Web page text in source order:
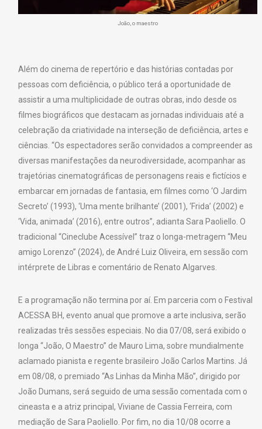
João, o maestro
Além do cinema de repertório e das histórias contadas por
pessoas com deficiência, o público terá a oportunidade de
assistir a uma multiplicidade de outras obras, indo desde os
filmes biográficos que destacam as jornadas individuais até a
celebração da criatividade na interseção de deficiência, artes e
ciências. “Os espectadores serão convidados a compreender as
diversas manifestações da neurodiversidade, acompanhar as
trajetórias cinematográficas de personagens reais e fictícios e
embarcar em jornadas de fantasia, em filmes como ‘O Jardim
Secreto’ (1993), ‘Uma mente brilhante’ (2001), ‘Frida’ (2002) e
‘Vida, animada’ (2016), entre outros”, adianta Sara Paoliello. O
tradicional “Cineclube Acessível” traz o longa-metragem “Meu
amigo Lorenzo” (2024), de André Luiz Oliveira, em sessão com
intérprete de Libras e comentário de Renato Algarves.
E a programação não termina por aí. Em parceria com o Festival
ACESSA BH, evento anual que promove a arte inclusiva, serão
realizadas três sessões especiais. No dia 07/08, será exibido o
longa “João, O Maestro” de Mauro Lima, sobre mundialmente
aclamado pianista e regente brasileiro João Carlos Martins. Já
em 08/08, o premiado “As Linhas da Minha Mão”, dirigido por
João Dumans, será seguido de uma sessão comentada com o
cineasta e a atriz principal, Viviane de Cassia Ferreira, com
mediação de Sara Paoliello. Por fim, no dia 10/08 ocorre a